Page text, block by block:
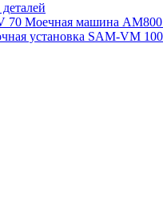
70 Моечная машина
установка SAM-VM 100